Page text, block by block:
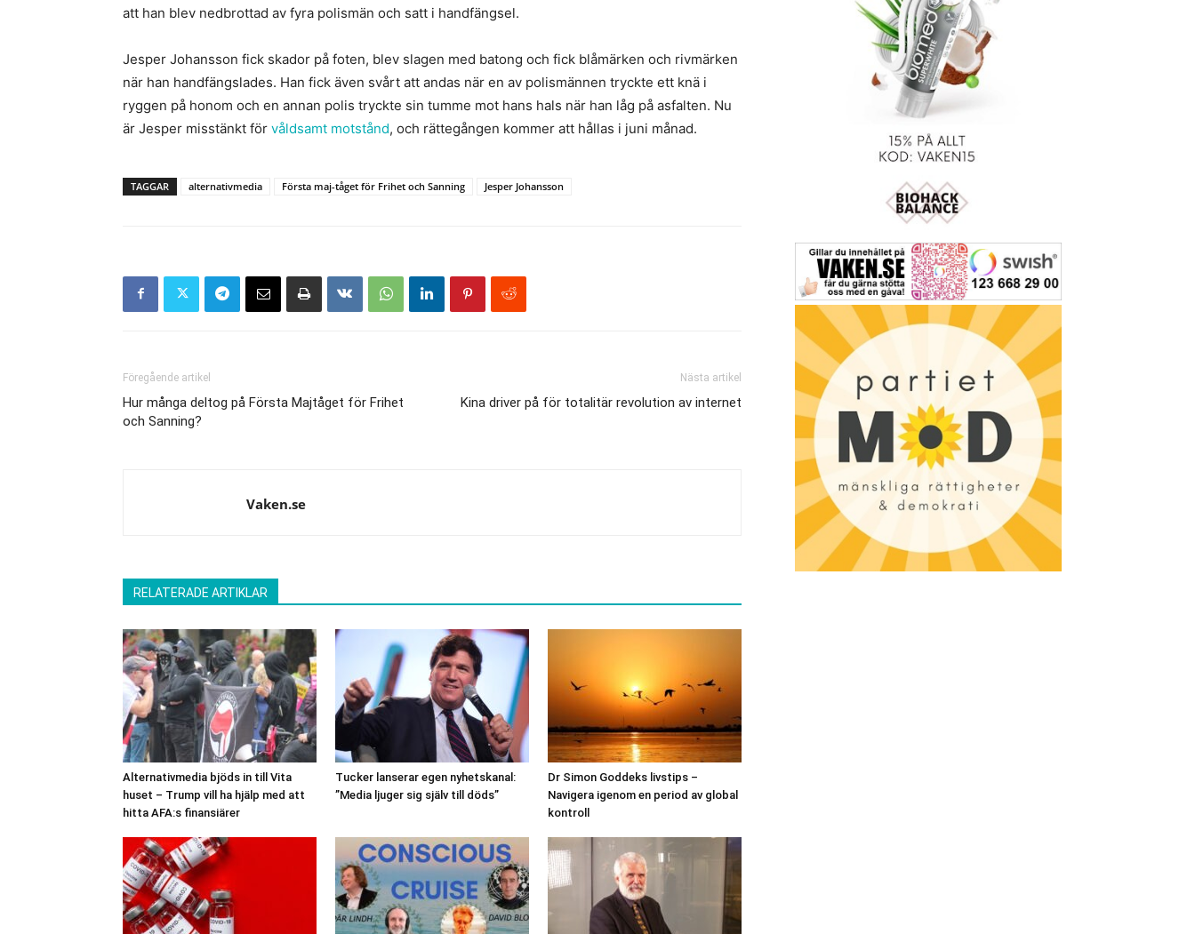
att han blev nedbrottad av fyra polismän och satt i handfängsel.
Jesper Johansson fick skador på foten, blev slagen med batong och fick blåmärken och rivmärken
när han handfängslades. Han fick även svårt att andas när en av polismännen tryckte ett knä i
ryggen på honom och en annan polis tryckte sin tumme mot hans hals när han låg på asfalten. Nu
är Jesper misstänkt för våldsamt motstånd, och rättegången kommer att hållas i juni månad.
TAGGAR alternativmedia Första maj-tåget för Frihet och Sanning Jesper Johansson
Föregående artikel
Hur många deltog på Första Majtåget för Frihet
och Sanning?
Nästa artikel
Kina driver på för totalitär revolution av internet
Vaken.se
RELATERADE ARTIKLAR
Alternativmedia bjöds in till Vita
huset – Trump vill ha hjälp med att
hitta AFA:s finansiärer
Tucker lanserar egen nyhetskanal:
”Media ljuger sig själv till döds”
Dr Simon Goddeks livstips –
Navigera igenom en period av global
kontroll